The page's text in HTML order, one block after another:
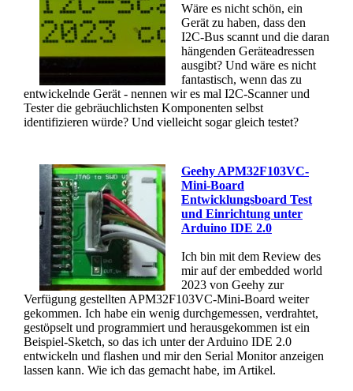
Wäre es nicht schön, ein
Gerät zu haben, dass den
I2C-Bus scannt und die daran
hängenden Geräteadressen
ausgibt? Und wäre es nicht
fantastisch, wenn das zu
entwickelnde Gerät - nennen wir es mal I2C-Scanner und
Tester die gebräuchlichsten Komponenten selbst
identifizieren würde? Und vielleicht sogar gleich testet?
Geehy APM32F103VC-
Mini-Board
Entwicklungsboard Test
und Einrichtung unter
Arduino IDE 2.0
Ich bin mit dem Review des
mir auf der embedded world
2023 von Geehy zur
Verfügung gestellten APM32F103VC-Mini-Board weiter
gekommen. Ich habe ein wenig durchgemessen, verdrahtet,
gestöpselt und programmiert und herausgekommen ist ein
Beispiel-Sketch, so das ich unter der Arduino IDE 2.0
entwickeln und flashen und mir den Serial Monitor anzeigen
lassen kann. Wie ich das gemacht habe, im Artikel.